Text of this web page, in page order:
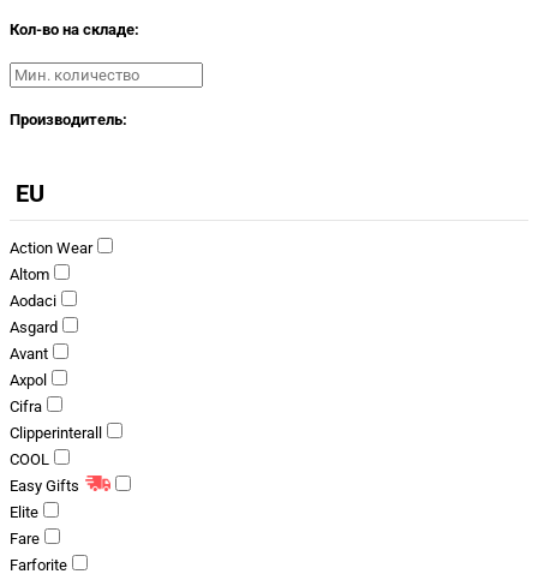
Кол-во на складе:
Производитель:
EU
Action Wear
Altom
Aodaci
Asgard
Avant
Axpol
Cifra
Clipperinterall
COOL
Easy Gifts
Elite
Fare
Farforite